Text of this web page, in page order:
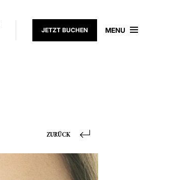
JETZT BUCHEN MENU
ZURÜCK